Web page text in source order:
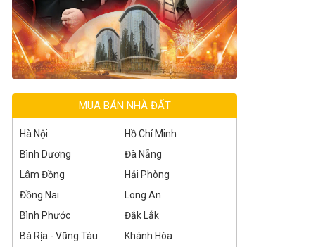
MUA BÁN NHÀ ĐẤT
Hà Nội
Hồ Chí Minh
Bình Dương
Đà Nẵng
Lâm Đồng
Hải Phòng
Đồng Nai
Long An
Bình Phước
Đắk Lắk
Bà Rịa - Vũng Tàu
Khánh Hòa